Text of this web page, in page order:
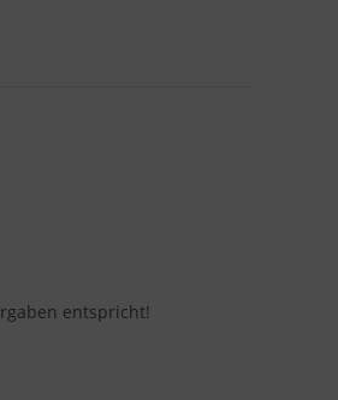
entspricht!